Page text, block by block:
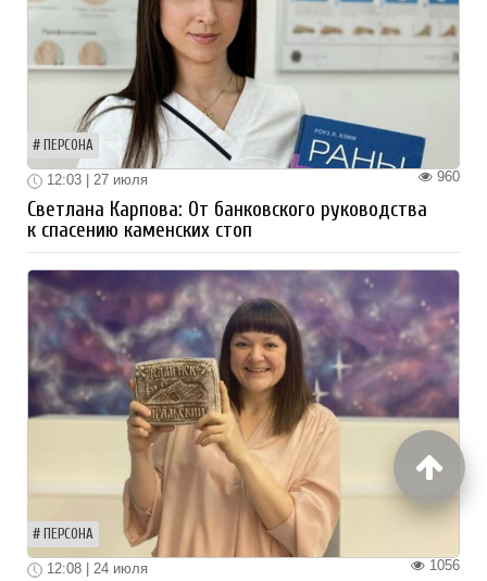
ПЕРСОНА
960
12:03 | 27 июля
Светлана Карпова: От банковского руководства
к спасению каменских стоп
ПЕРСОНА
1056
12:08 | 24 июля